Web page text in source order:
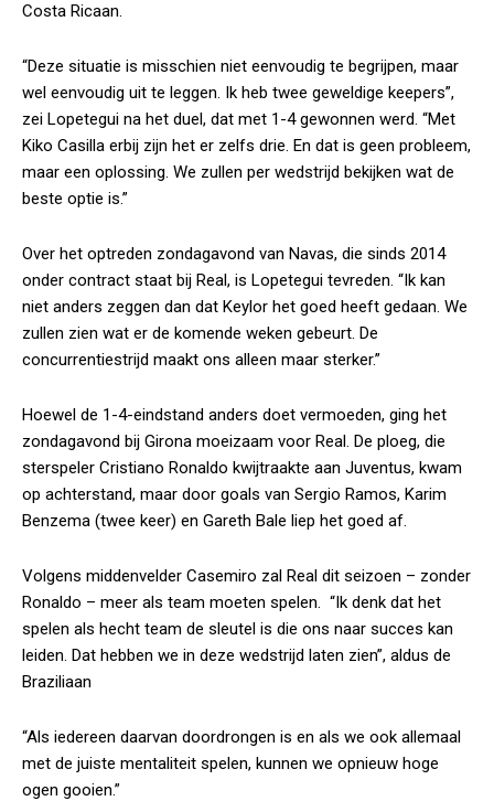
Costa Ricaan.
“Deze situatie is misschien niet eenvoudig te begrijpen, maar
wel eenvoudig uit te leggen. Ik heb twee geweldige keepers”,
zei Lopetegui na het duel, dat met 1-4 gewonnen werd. “Met
Kiko Casilla erbij zijn het er zelfs drie. En dat is geen probleem,
maar een oplossing. We zullen per wedstrijd bekijken wat de
beste optie is.”
Over het optreden zondagavond van Navas, die sinds 2014
onder contract staat bij Real, is Lopetegui tevreden. “Ik kan
niet anders zeggen dan dat Keylor het goed heeft gedaan. We
zullen zien wat er de komende weken gebeurt. De
concurrentiestrijd maakt ons alleen maar sterker.”
Hoewel de 1-4-eindstand anders doet vermoeden, ging het
zondagavond bij Girona moeizaam voor Real. De ploeg, die
sterspeler Cristiano Ronaldo kwijtraakte aan Juventus, kwam
op achterstand, maar door goals van Sergio Ramos, Karim
Benzema (twee keer) en Gareth Bale liep het goed af.
Volgens middenvelder Casemiro zal Real dit seizoen – zonder
Ronaldo – meer als team moeten spelen. “Ik denk dat het
spelen als hecht team de sleutel is die ons naar succes kan
leiden. Dat hebben we in deze wedstrijd laten zien”, aldus de
Braziliaan
“Als iedereen daarvan doordrongen is en als we ook allemaal
met de juiste mentaliteit spelen, kunnen we opnieuw hoge
ogen gooien.”